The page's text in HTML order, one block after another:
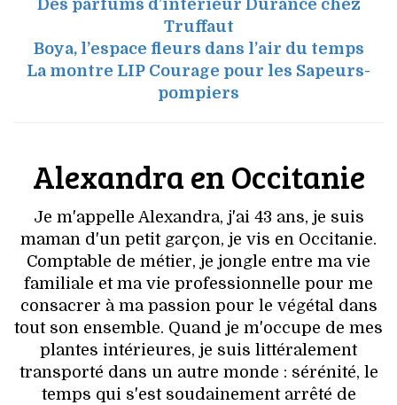
Des parfums d’intérieur Durance chez
Truffaut
Boya, l’espace fleurs dans l’air du temps
La montre LIP Courage pour les Sapeurs-
pompiers
Alexandra en Occitanie
Je m'appelle Alexandra, j'ai 43 ans, je suis
maman d'un petit garçon, je vis en Occitanie.
Comptable de métier, je jongle entre ma vie
familiale et ma vie professionnelle pour me
consacrer à ma passion pour le végétal dans
tout son ensemble. Quand je m'occupe de mes
plantes intérieures, je suis littéralement
transporté dans un autre monde : sérénité, le
temps qui s'est soudainement arrêté de